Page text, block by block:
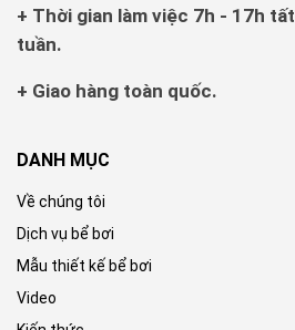
+ Thời gian làm việc 7h - 17h
tuần.
+ Giao hàng toàn quốc.
DANH MỤC
Về chúng tôi
Dịch vụ bể bơi
Mẫu thiết kế bể bơi
Video